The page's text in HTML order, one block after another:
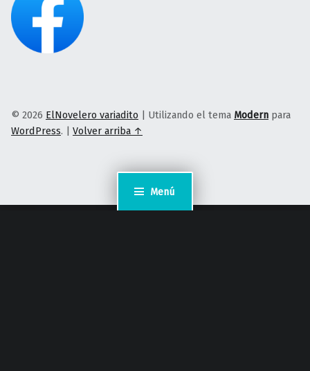
Menú
© 2026 ElNovelero variadito | Utilizando el tema Modern para
WordPress. | Volver arriba ↑